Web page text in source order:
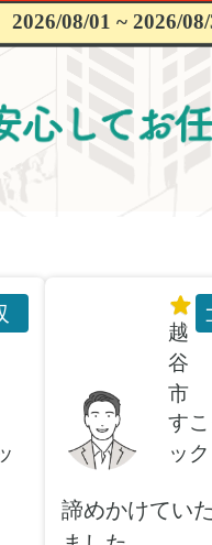
2026/08/01 ~ 2026/
越
谷
市
す
ック
諦めかけてい